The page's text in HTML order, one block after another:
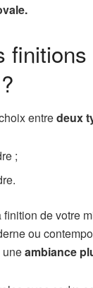
entredeux
;
finition de votre
ou
uneambiance